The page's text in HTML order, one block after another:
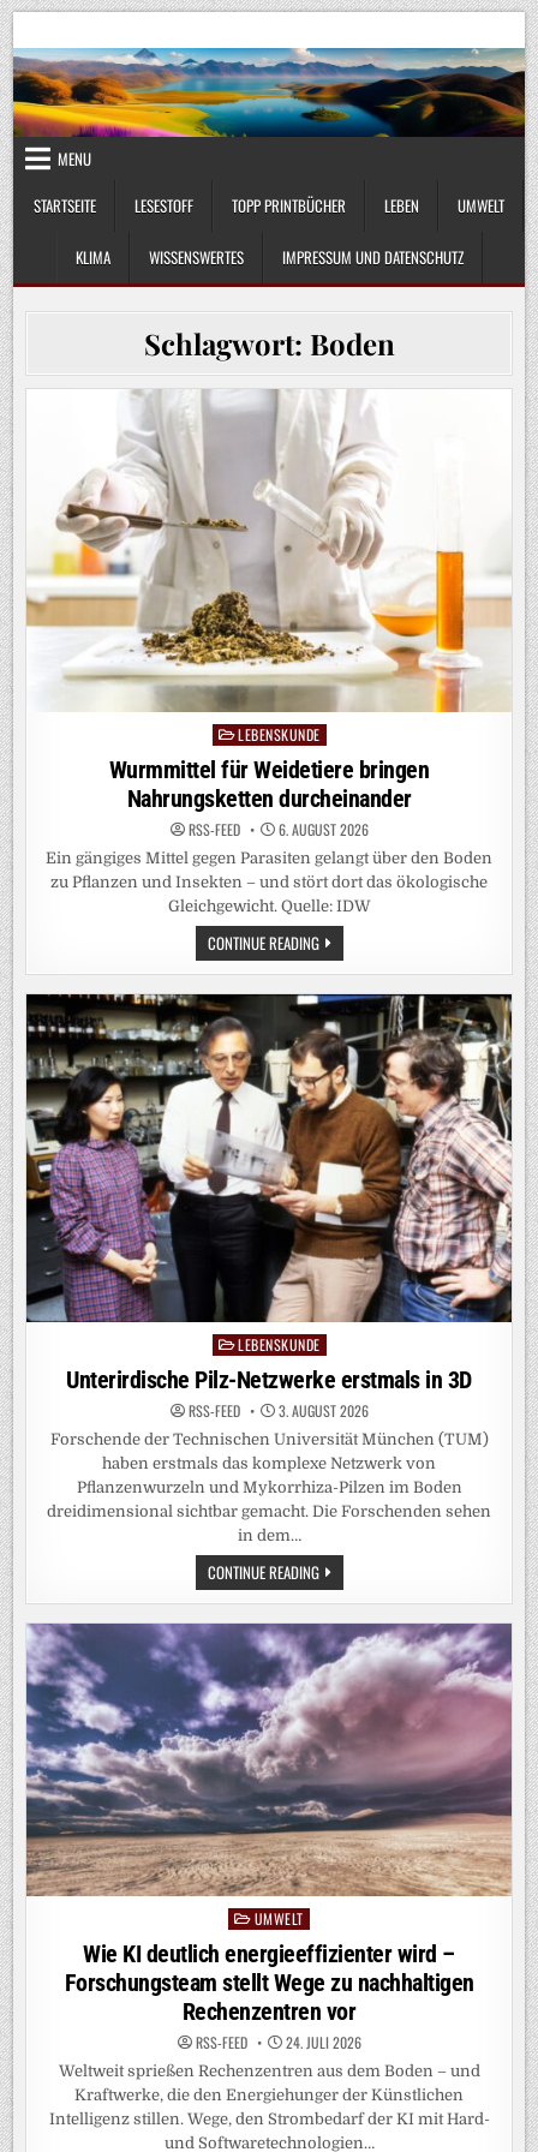
Skip
to
content
UmweltKlima.com
MENU
STARTSEITE
LESESTOFF TOPP PRINTBÜCHER LEBEN UMWELT
KLIMA WISSENSWERTES IMPRESSUM UND DATENSCHUTZ
Schlagwort: Boden
Posted
in
LEBENSKUNDE
Wurmmittel für Weidetiere bringen
Nahrungsketten durcheinander
RSS-FEED 6. AUGUST 2026
Ein gängiges Mittel gegen Parasiten gelangt über den Boden
zu Pflanzen und Insekten – und stört dort das ökologische
Gleichgewicht. Quelle: IDW
CONTINUE READINGWURMMITTEL
FÜR
WEIDETIERE
BRINGEN
NAHRUNGSKETTEN
DURCHEINANDER
Posted
in
LEBENSKUNDE
Unterirdische Pilz-Netzwerke erstmals in 3D
RSS-FEED 3. AUGUST 2026
Forschende der Technischen Universität München (TUM)
haben erstmals das komplexe Netzwerk von
Pflanzenwurzeln und Mykorrhiza-Pilzen im Boden
dreidimensional sichtbar gemacht. Die Forschenden sehen
in dem…
CONTINUE READINGUNTERIRDISCHE
PILZ-
NETZWERKE
IN
3D
PostedUMWELT
Wie KI deutlich energieeffizienter wird –
Forschungsteam stellt Wege zu nachhaltigen
Rechenzentren vor
RSS-FEED 24. JULI 2026
Weltweit sprießen Rechenzentren aus dem Boden – und
Kraftwerke, die den Energiehunger der Künstlichen
Intelligenz stillen. Wege, den Strombedarf der KI mit Hard-
und Softwaretechnologien…